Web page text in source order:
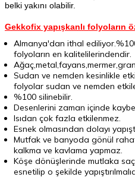
belki yakını olabilir.
Gekkofix yapışkanlı folyoların
Almanya'dan ithal
folyoların en kalitelilerindendir.
Sudan ve nemden kesinlikle
folyolar sudan ve nemden
%100 silinebilir.
Desenlerini zaman içinde
Isıdan çok fazla etkilenmez.
Esnek olmasından dolayı
Mutfak ve banyoda gönül
kalkma ve kavlama yapmaz.
Köşe dönüşlerinde mutlaka
esnetilip o şekilde